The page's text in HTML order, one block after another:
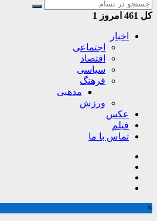
کل امروز 1
اخبار
اجتماعی
اقتصاد
سیاسی
فرهنگ
مذهبی
ورزش
عکس
فیلم
تماس با ما
×